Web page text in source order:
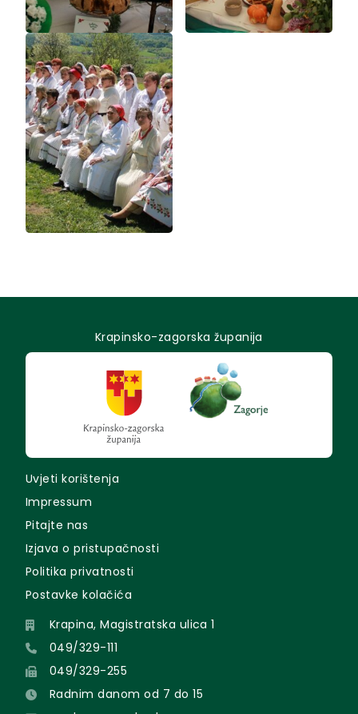
Krapinsko-zagorska županija
Uvjeti korištenja
Impressum
Pitajte nas
Izjava o pristupačnosti
Politika privatnosti
Postavke kolačića
Krapina, Magistratska ulica 1
049/329-111
049/329-255
Radnim danom od 7 do 15